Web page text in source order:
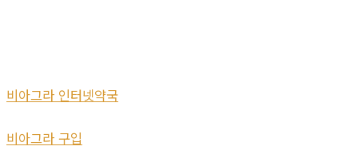
비아그라 인터넷약국
비아그라 구입